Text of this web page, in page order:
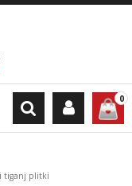
0
tiganj plitki